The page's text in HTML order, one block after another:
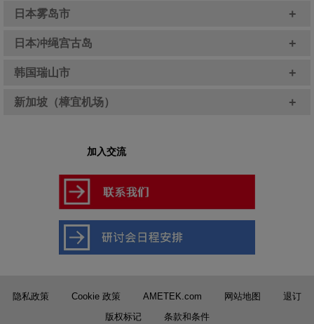
日本雾岛市 +
日本冲绳宫古岛 +
韩国瑞山市 +
新加坡（樟宜机场） +
加入交流
隐私政策 Cookie 政策 AMETEK.com 网站地图
退订
版权标记
条款和条件